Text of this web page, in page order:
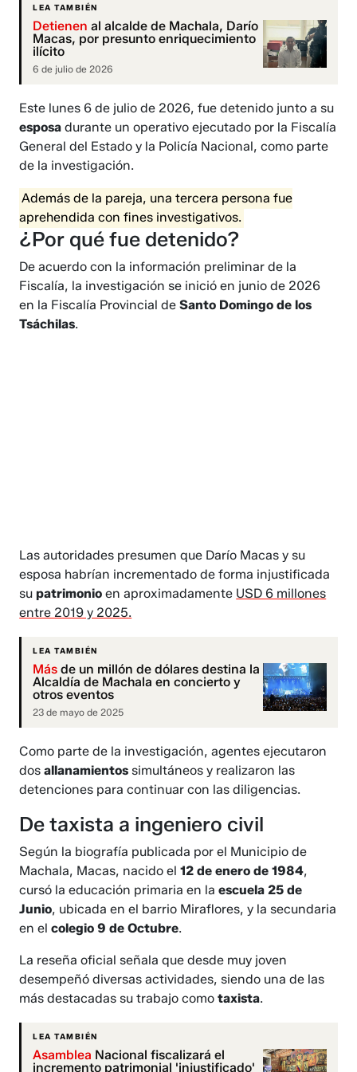
LEA TAMBIÉN
Detienen al alcalde de Machala, Darío
Macas, por presunto enriquecimiento
ilícito
6 de julio de 2026
Este lunes 6 de julio de 2026, fue detenido junto a su
esposa durante un operativo ejecutado por la Fiscalía
General del Estado y la Policía Nacional, como parte
de la investigación.
Además de la pareja, una tercera persona fue
aprehendida con fines investigativos.
¿Por qué fue detenido?
De acuerdo con la información preliminar de la
Fiscalía, la investigación se inició en junio de 2026
en la Fiscalía Provincial deSanto Domingo de los
Tsáchilas.
Las autoridades presumen que Darío Macas y su
esposa habrían incrementado de forma injustificada
supatrimonio en aproximadamente USD 6 millones
entre 2019 y 2025.
LEA TAMBIÉN
Más de un millón de dólares destina la
Alcaldía de Machala en concierto y
otros eventos
23 de mayo de 2025
Como parte de la investigación, agentes ejecutaron
dosallanamientos simultáneos y realizaron las
detenciones para continuar con las diligencias.
De taxista a ingeniero civil
Según la biografía publicada por el Municipio de
Machala, Macas, nacido el12 de enero de 1984,
cursó la educación primaria en laescuela 25 de
Junio, ubicada en el barrio Miraflores, y la secundaria
en elcolegio 9 de Octubre.
La reseña oficial señala que desde muy joven
desempeñó diversas actividades, siendo una de las
más destacadas su trabajo comotaxista.
LEA TAMBIÉN
Asamblea Nacional fiscalizará el
incremento patrimonial 'injustificado'